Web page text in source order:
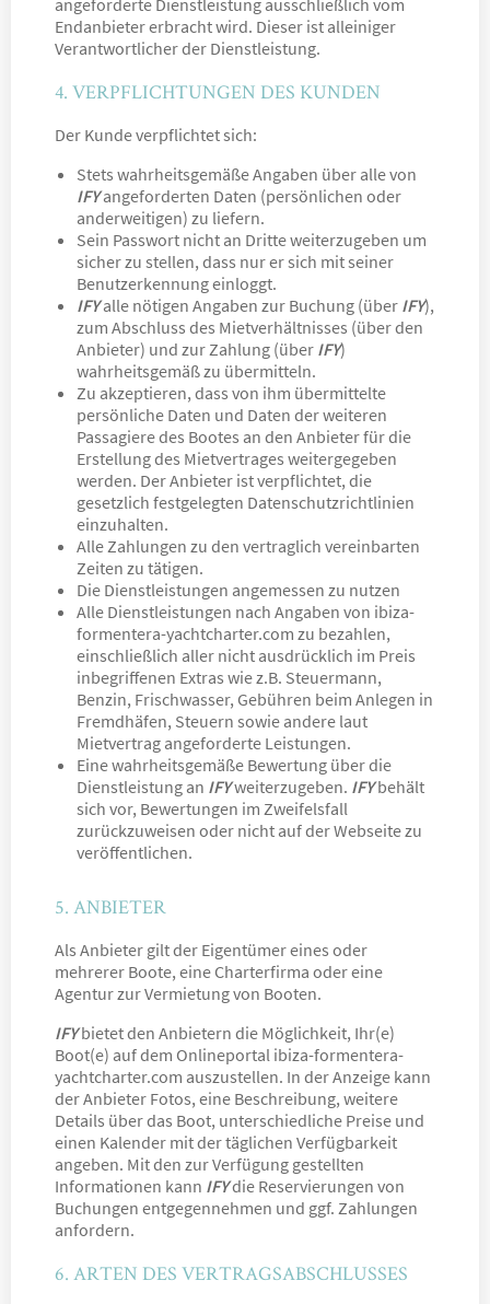
angeforderte Dienstleistung ausschließlich vom
Endanbieter erbracht wird. Dieser ist alleiniger
Verantwortlicher der Dienstleistung.
4. VERPFLICHTUNGEN DES KUNDEN
Der Kunde verpflichtet sich:
Stets wahrheitsgemäße Angaben über alle von
IFYangeforderten Daten (persönlichen oder
anderweitigen) zu liefern.
Sein Passwort nicht an Dritte weiterzugeben um
sicher zu stellen, dass nur er sich mit seiner
Benutzerkennung einloggt.
IFYalle nötigen Angaben zur Buchung (über IFY),
zum Abschluss des Mietverhältnisses (über den
Anbieter) und zur Zahlung (über IFY)
wahrheitsgemäß zu übermitteln.
Zu akzeptieren, dass von ihm übermittelte
persönliche Daten und Daten der weiteren
Passagiere des Bootes an den Anbieter für die
Erstellung des Mietvertrages weitergegeben
werden. Der Anbieter ist verpflichtet, die
gesetzlich festgelegten Datenschutzrichtlinien
einzuhalten.
Alle Zahlungen zu den vertraglich vereinbarten
Zeiten zu tätigen.
Die Dienstleistungen angemessen zu nutzen
Alle Dienstleistungen nach Angaben von ibiza-
formentera-yachtcharter.com zu bezahlen,
einschließlich aller nicht ausdrücklich im Preis
inbegriffenen Extras wie z.B. Steuermann,
Benzin, Frischwasser, Gebühren beim Anlegen in
Fremdhäfen, Steuern sowie andere laut
Mietvertrag angeforderte Leistungen.
Eine wahrheitsgemäße Bewertung über die
Dienstleistung an IFYweiterzugeben. IFYbehält
sich vor, Bewertungen im Zweifelsfall
zurückzuweisen oder nicht auf der Webseite zu
veröffentlichen.
5. ANBIETER
Als Anbieter gilt der Eigentümer eines oder
mehrerer Boote, eine Charterfirma oder eine
Agentur zur Vermietung von Booten.
IFYbietet den Anbietern die Möglichkeit, Ihr(e)
Boot(e) auf dem Onlineportal ibiza-formentera-
yachtcharter.com auszustellen. In der Anzeige kann
der Anbieter Fotos, eine Beschreibung, weitere
Details über das Boot, unterschiedliche Preise und
einen Kalender mit der täglichen Verfügbarkeit
angeben. Mit den zur Verfügung gestellten
Informationen kann IFYdie Reservierungen von
Buchungen entgegennehmen und ggf. Zahlungen
anfordern.
6. ARTEN DES VERTRAGSABSCHLUSSES